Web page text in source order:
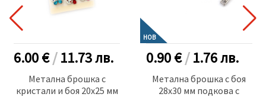
6.00 €/11.73лв.
Метална брошка с
кристали и боя 20x25 мм
НОВ
0.90 €/1.76лв.
Метална брошка с боя
28x30 мм подкова с